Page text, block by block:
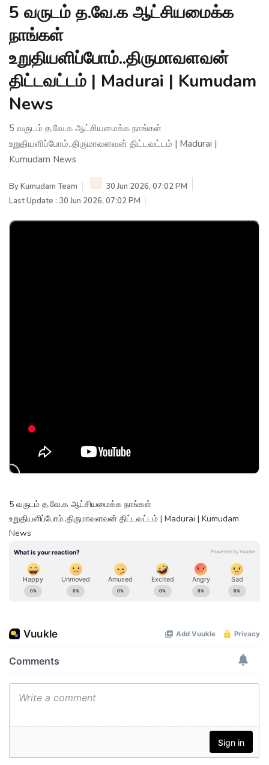
5 வருடம் த.வே.க ஆட்சியமைக்க
நாங்கள்
உறுதியளிப்போம்..திருமாவளவன்
திட்டவட்டம் | Madurai | Kumudam
News
5 வருடம் த.வே.க ஆட்சியமைக்க நாங்கள்
உறுதியளிப்போம்..திருமாவளவன் திட்டவட்டம் | Madurai |
Kumudam News
ByKumudam Team
30 Jun 2026, 07:02 PM
Last Update : 30 Jun 2026, 07:02 PM
5 வருடம் த.வே.க ஆட்சியமைக்க நாங்கள்
உறுதியளிப்போம்..திருமாவளவன் திட்டவட்டம் | Madurai | Kumudam
News